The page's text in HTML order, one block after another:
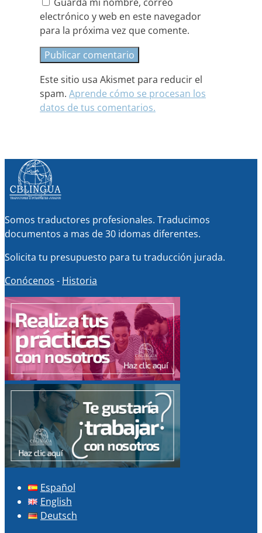
electrónico y web en este navegador
para la próxima vez que comente.
Este sitio usa Akismet para reducir el
spam. Aprende cómo se procesan los
datos de tus comentarios.
Somos traductores profesionales. Traducimos
documentos a mas de 30 idomas diferentes.
Solicita tu presupuesto para tu traducción jurada.
Conócenos - Historia
Español
English
Deutsch